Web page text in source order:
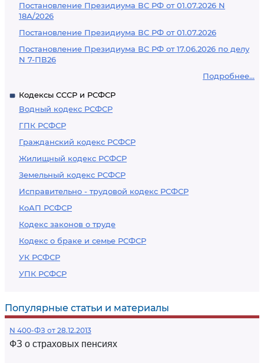
Постановление Президиума ВС РФ от 01.07.2026 N
18А/2026
Постановление Президиума ВС РФ от 01.07.2026
Постановление Президиума ВС РФ от 17.06.2026 по делу
N 7-ПВ26
Подробнее...
Кодексы СССР и РСФСР
Водный кодекс РСФСР
ГПК РСФСР
Гражданский кодекс РСФСР
Жилищный кодекс РСФСР
Земельный кодекс РСФСР
Исправительно - трудовой кодекс РСФСР
КоАП РСФСР
Кодекс законов о труде
Кодекс о браке и семье РСФСР
УК РСФСР
УПК РСФСР
Популярные статьи и материалы
N 400-ФЗ от 28.12.2013
ФЗ о страховых пенсиях